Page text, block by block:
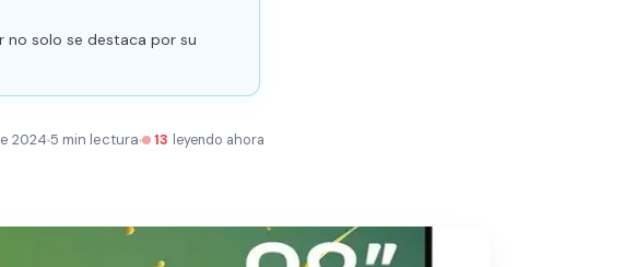
no solo se destaca por su
2024 5 min lectura 13 leyendo ahora